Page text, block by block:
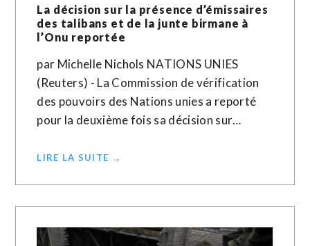
La décision sur la présence d’émissaires
des talibans et de la junte birmane à
l’Onu reportée
par Michelle Nichols NATIONS UNIES
(Reuters) - La Commission de vérification
des pouvoirs des Nations unies a reporté
pour la deuxième fois sa décision sur…
LIRE LA SUITE →